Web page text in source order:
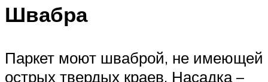
Швабра
Паркет моют шваброй, не имеющей
острых твердых краев. Насадка –